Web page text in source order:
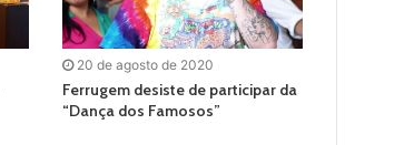
20 de agosto de 2020
Ferrugem desiste de participar da
“Dança dos Famosos”